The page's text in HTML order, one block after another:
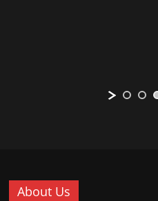
About Us